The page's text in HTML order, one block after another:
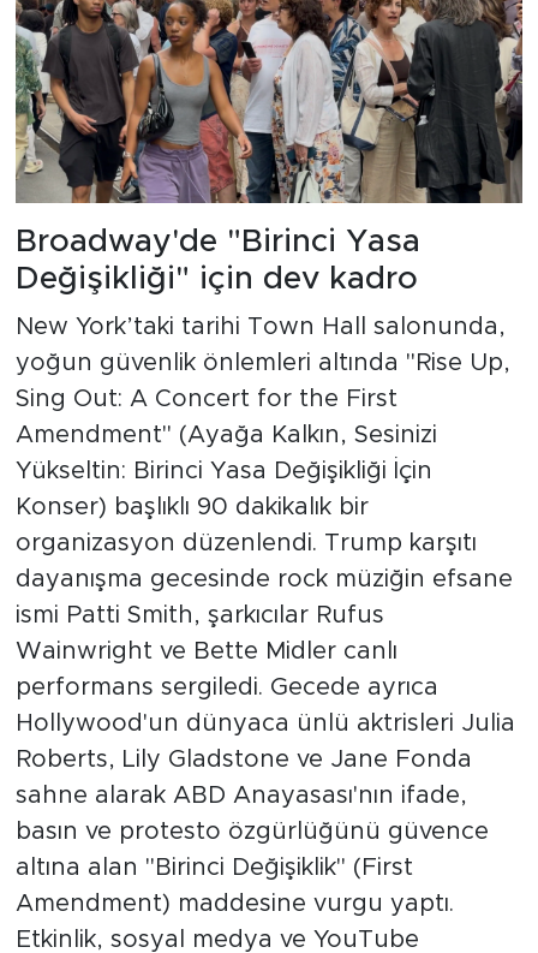
Broadway'de "Birinci Yasa
Değişikliği" için dev kadro
New York’taki tarihi Town Hall salonunda,
yoğun güvenlik önlemleri altında "Rise Up,
Sing Out: A Concert for the First
Amendment" (Ayağa Kalkın, Sesinizi
Yükseltin: Birinci Yasa Değişikliği İçin
Konser) başlıklı 90 dakikalık bir
organizasyon düzenlendi. Trump karşıtı
dayanışma gecesinde rock müziğin efsane
ismi Patti Smith, şarkıcılar Rufus
Wainwright ve Bette Midler canlı
performans sergiledi. Gecede ayrıca
Hollywood'un dünyaca ünlü aktrisleri Julia
Roberts, Lily Gladstone ve Jane Fonda
sahne alarak ABD Anayasası'nın ifade,
basın ve protesto özgürlüğünü güvence
altına alan "Birinci Değişiklik" (First
Amendment) maddesine vurgu yaptı.
Etkinlik, sosyal medya ve YouTube